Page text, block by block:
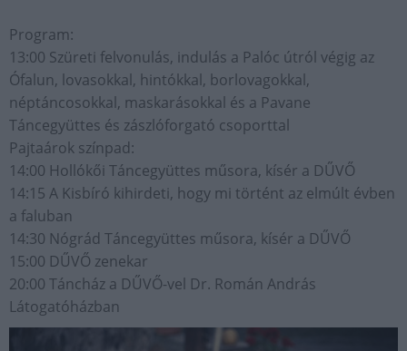
Program:
13:00 Szüreti felvonulás, indulás a Palóc útról végig az
Ófalun, lovasokkal, hintókkal, borlovagokkal,
néptáncosokkal, maskarásokkal és a Pavane
Táncegyüttes és zászlóforgató csoporttal
Pajtaárok színpad:
14:00 Hollókői Táncegyüttes műsora, kísér a DŰVŐ
14:15 A Kisbíró kihirdeti, hogy mi történt az elmúlt évben
a faluban
14:30 Nógrád Táncegyüttes műsora, kísér a DŰVŐ
15:00 DŰVŐ zenekar
20:00 Táncház a DŰVŐ-vel Dr. Román András
Látogatóházban